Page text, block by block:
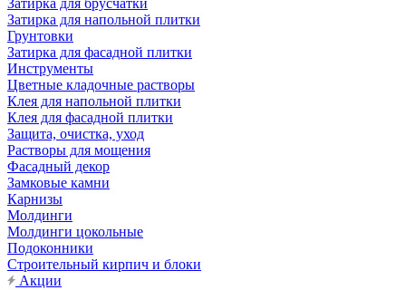
Затирка для брусчатки
Затирка для напольной плитки
Грунтовки
Затирка для фасадной плитки
Инструменты
Цветные кладочные растворы
Клея для напольной плитки
Клея для фасадной плитки
Защита, очистка, уход
Растворы для мощения
Фасадный декор
Замковые камни
Карнизы
Молдинги
Молдинги цокольные
Подоконники
Строительный кирпич и блоки
Акции